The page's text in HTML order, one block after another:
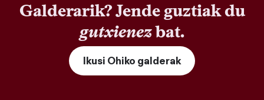
Galderarik? Jende guztiak du
gutxienezbat.
Ikusi Ohiko galderak